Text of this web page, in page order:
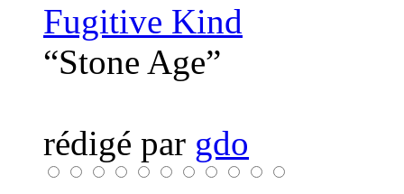
Fugitive Kind
“Stone Age”
rédigé par gdo